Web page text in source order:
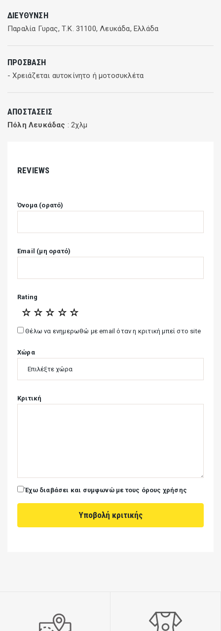
ΔΙΕΎΘΥΝΣΗ
Παραλία Γυρας, Τ.Κ. 31100, Λευκάδα, Ελλάδα
ΠΡΌΣΒΑΣΗ
- Χρειάζεται αυτοκίνητο ή μοτοσυκλέτα
ΑΠΟΣΤΆΣΕΙΣ
Πόλη Λευκάδας : 2χλμ
REVIEWS
Όνομα (ορατό)
Email (μη ορατό)
Rating
☆
☆
☆
☆
☆
Θέλω να ενημερωθώ με email όταν η κριτική μπεί στο site
Χώρα
Κριτική
Έχω διαβάσει και συμφωνώ με τους όρους χρήσης